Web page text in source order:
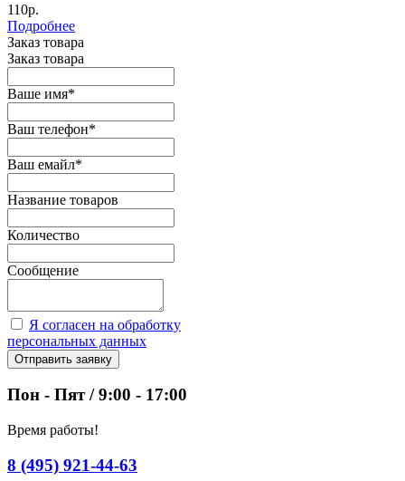
110р.
Подробнее
Заказ товара
Заказ товара
Ваше имя*
Ваш телефон*
Ваш емайл*
Название товаров
Количество
Сообщение
Я согласен на обработку
персональных данных
Отправить заявку
Пон - Пят / 9:00 - 17:00
Время работы!
8 (495) 921-44-63